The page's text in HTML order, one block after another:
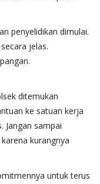
penyelidikan dimulai.
jelas.
ditemukan
ke satuan kerja
Jangan sampai
kurangnya
untuk terus